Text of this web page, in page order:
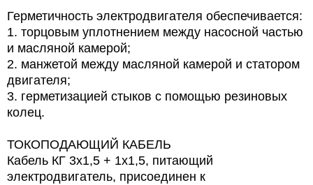
Герметичность электродвигателя обеспечивается:
1. торцовым уплотнением между насосной частью
и масляной камерой;
2. манжетой между масляной камерой и статором
двигателя;
3. герметизацией стыков с помощью резиновых
колец.
ТОКОПОДАЮЩИЙ КАБЕЛЬ
Кабель КГ 3х1,5 + 1х1,5, питающий
электродвигатель, присоединен к